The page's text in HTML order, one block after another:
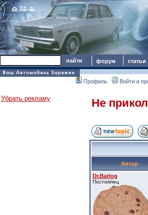
форум статьи
Профиль Войти и
Убрать рекламу Не
Автор
Dr.Barlog
Постоялец